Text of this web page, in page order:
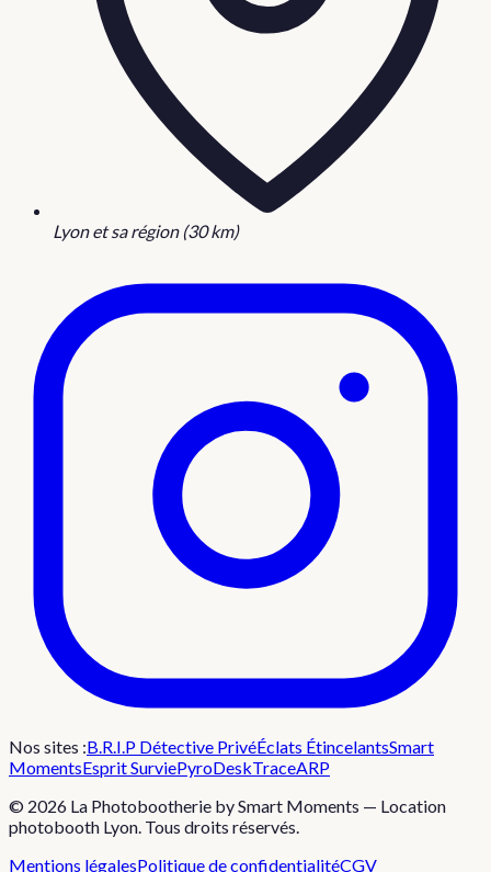
Lyon et sa région (30 km)
Nos sites :B.R.I.P Détective PrivéÉclats ÉtincelantsSmart
MomentsEsprit SurviePyroDeskTraceARP
© 2026 La Photobootherie by Smart Moments — Location
photobooth Lyon. Tous droits réservés.
Mentions légalesPolitique de confidentialitéCGV